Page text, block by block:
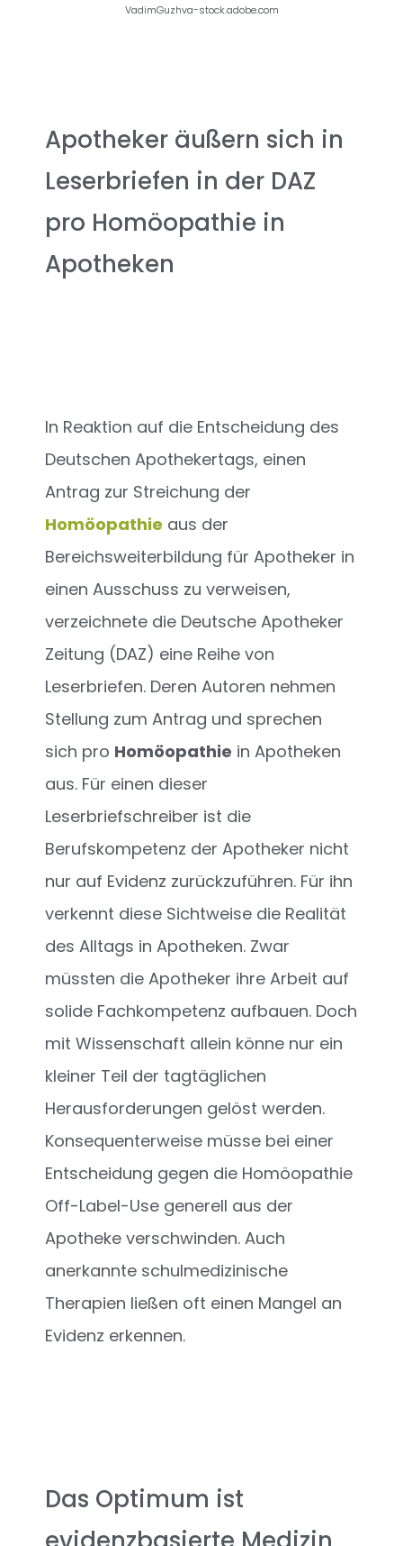
VadimGuzhva-stock.adobe.com
Apotheker äußern sich in
Leserbriefen in der DAZ
pro Homöopathie in
Apotheken
In Reaktion auf die Entscheidung des
Deutschen Apothekertags, einen
Antrag zur Streichung der
Homöopathie aus der
Bereichsweiterbildung für Apotheker in
einen Ausschuss zu verweisen,
verzeichnete die Deutsche Apotheker
Zeitung (DAZ) eine Reihe von
Leserbriefen. Deren Autoren nehmen
Stellung zum Antrag und sprechen
sich pro Homöopathie in Apotheken
aus. Für einen dieser
Leserbriefschreiber ist die
Berufskompetenz der Apotheker nicht
nur auf Evidenz zurückzuführen. Für ihn
verkennt diese Sichtweise die Realität
des Alltags in Apotheken. Zwar
müssten die Apotheker ihre Arbeit auf
solide Fachkompetenz aufbauen. Doch
mit Wissenschaft allein könne nur ein
kleiner Teil der tagtäglichen
Herausforderungen gelöst werden.
Konsequenterweise müsse bei einer
Entscheidung gegen die Homöopathie
Off-Label-Use generell aus der
Apotheke verschwinden. Auch
anerkannte schulmedizinische
Therapien ließen oft einen Mangel an
Evidenz erkennen.
Das Optimum ist